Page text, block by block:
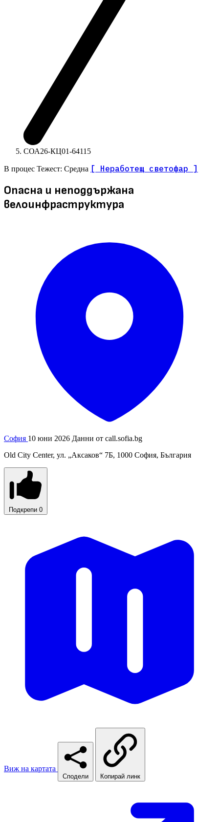
СОА26-КЦ01-64115
В процес Тежест: Средна [ Неработещ светофар ]
Опасна и неподдържана
велоинфраструктура
София 10 юни 2026 Данни от call.sofia.bg
Old City Center, ул. „Аксаков“ 7Б, 1000 София, България
Подкрепи 0
Виж на картата
Сподели Копирай линк